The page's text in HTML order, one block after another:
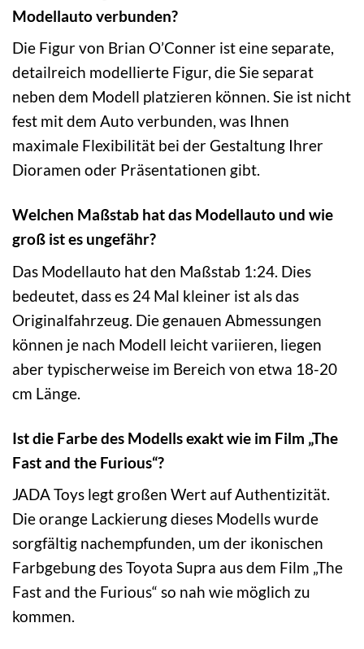
Modellauto verbunden?
Die Figur von Brian O’Conner ist eine separate,
detailreich modellierte Figur, die Sie separat
neben dem Modell platzieren können. Sie ist nicht
fest mit dem Auto verbunden, was Ihnen
maximale Flexibilität bei der Gestaltung Ihrer
Dioramen oder Präsentationen gibt.
Welchen Maßstab hat das Modellauto und wie
groß ist es ungefähr?
Das Modellauto hat den Maßstab 1:24. Dies
bedeutet, dass es 24 Mal kleiner ist als das
Originalfahrzeug. Die genauen Abmessungen
können je nach Modell leicht variieren, liegen
aber typischerweise im Bereich von etwa 18-20
cm Länge.
Ist die Farbe des Modells exakt wie im Film „The
Fast and the Furious“?
JADA Toys legt großen Wert auf Authentizität.
Die orange Lackierung dieses Modells wurde
sorgfältig nachempfunden, um der ikonischen
Farbgebung des Toyota Supra aus dem Film „The
Fast and the Furious“ so nah wie möglich zu
kommen.